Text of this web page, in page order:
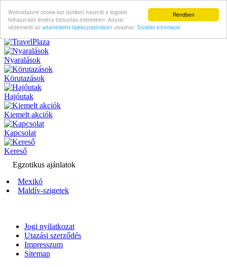
Rendben
Weboldalunk cookie-kat (sütiket) használ a legjobb
felhasználói élmény biztosítás érdekében. Adatai
védelméröl az adatvédelmi tájékoztatónkban olvashat. További információ
Nyaralások
Körutazások
Hajóutak
Kiemelt akciók
Kapcsolat
Kereső
Egzotikus ajánlatok
Mexikó
Maldív-szigetek
Jogi nyilatkozat
Utazási szerződés
Impresszum
Sitemap